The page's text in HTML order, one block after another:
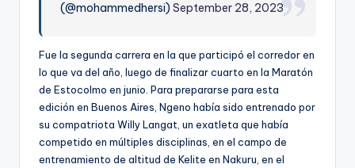
(@mohammedhersi)September 28, 2023
Fue la segunda carrera en la que participó el corredor en
lo que va del año, luego de finalizar cuarto en la Maratón
de Estocolmo en junio. Para prepararse para esta
edición en Buenos Aires, Ngeno había sido entrenado por
su compatriota Willy Langat, un exatleta que había
competido en múltiples disciplinas, en el campo de
entrenamiento de altitud de Kelite en Nakuru, en el